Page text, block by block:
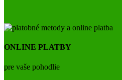
ONLINE PLATBY
pre vaše pohodlie